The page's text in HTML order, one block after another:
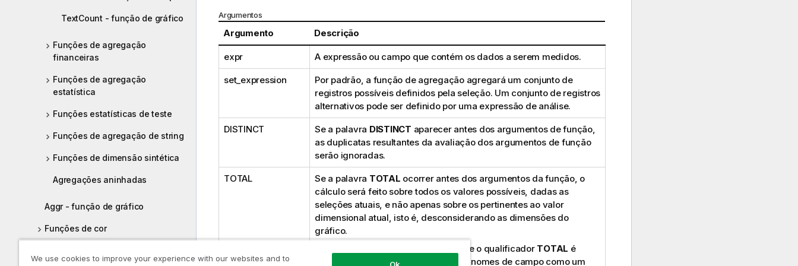
TextCount - função de gráfico
Funções de agregação
financeiras
Funções de agregação
estatística
Funções estatísticas de teste
Funções de agregação de string
Funções de dimensão sintética
Agregações aninhadas
Aggr - função de gráfico
Funções de cor
Argumentos
Argumento Descrição
expr A expressão ou campo que contém os dados a serem medidos.
set_expression
Por padrão, a função de agregação agregará um conjunto de
registros possíveis definidos pela seleção. Um conjunto de registros
alternativos pode ser definido por uma expressão de análise.
DISTINCT Se a palavra DISTINCT aparecer antes dos argumentos de função,
as duplicatas resultantes da avaliação dos argumentos de função
serão ignoradas.
TOTAL Se a palavra TOTAL ocorrer antes dos argumentos da função, o
cálculo será feito sobre todos os valores possíveis, dadas as
seleções atuais, e não apenas sobre os pertinentes ao valor
dimensional atual, isto é, desconsiderando as dimensões do
gráfico.
, em que o qualificador TOTAL é
seguido por uma lista de um ou mais nomes de campo como um
We use cookies to improve your experience with our websites and to